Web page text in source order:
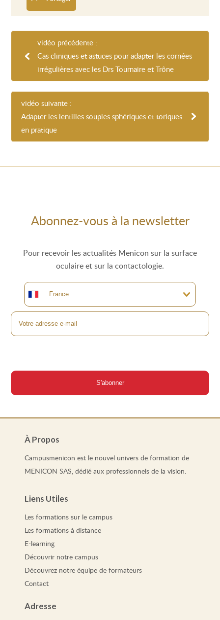
vidéo précédente :
Cas cliniques et astuces pour adapter les cornées
irrégulières avec les Drs Tournaire et Trône
vidéo suivante :
Adapter les lentilles souples sphériques et toriques
en pratique
Abonnez-vous à la newsletter
Pour recevoir les actualités Menicon sur la surface
oculaire et sur la contactologie.
À Propos
Campusmenicon est le nouvel univers de formation de
MENICON SAS, dédié aux professionnels de la vision.
Liens Utiles
Les formations sur le campus
Les formations à distance
E-learning
Découvrir notre campus
Découvrez notre équipe de formateurs
Contact
Adresse